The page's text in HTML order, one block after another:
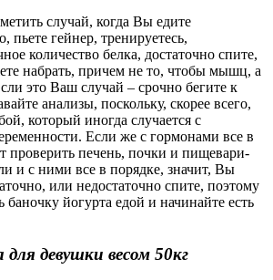
случай, когда Вы едите
пьете гейнер, тре­ни­ру­е­тесь,
количество белка, достаточно спите,
наб­рать, причем не то, чтобы мышц, а
это Ваш слу­чай – сроч­но бе­ги­те к
анализы, поскольку, скорее всего,
который иногда случается с
Если же с гор­мо­на­ми все в
проверить печень, почки и пи­ще­ва­ри­
и с ними все в порядке, значит, Вы
или не­дос­та­точ­но спите, поэтому
баночку йогурта едой и на­чи­най­те есть
девушки весом 50кг